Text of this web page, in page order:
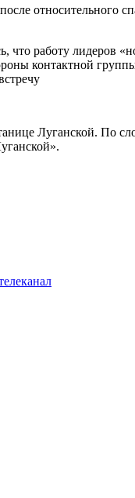
относительного
работу лидеров
контактной
Луганской. По